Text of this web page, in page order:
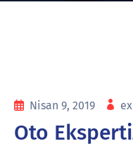
Nisan 9, 2019
Oto